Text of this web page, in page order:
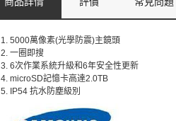
1. 5000萬像素(光學防震)主鏡頭
2. 一圈即搜
3. 6次作業系統升級和6年安全性更新
4. microSD記憶卡高達2.0TB
5. IP54 抗水防塵級別